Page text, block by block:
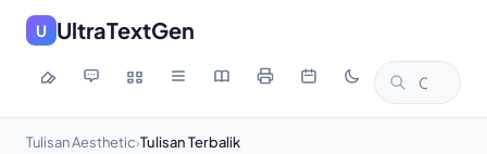
U UltraTextGen
Tulisan Aesthetic›Tulisan Terbalik